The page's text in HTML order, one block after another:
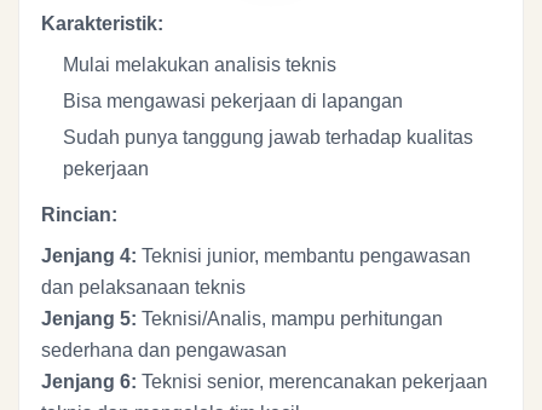
Karakteristik:
Mulai melakukan analisis teknis
Bisa mengawasi pekerjaan di lapangan
Sudah punya tanggung jawab terhadap kualitas
pekerjaan
Rincian:
Jenjang 4: Teknisi junior, membantu pengawasan
dan pelaksanaan teknis
Jenjang 5: Teknisi/Analis, mampu perhitungan
sederhana dan pengawasan
Jenjang 6: Teknisi senior, merencanakan pekerjaan